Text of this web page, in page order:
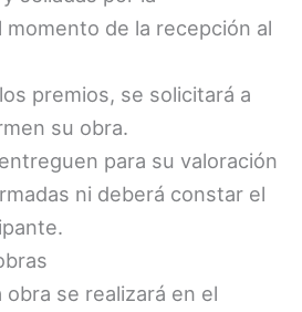
momento de la recepción al
premios, se solicitará a
su obra.
para su valoración
ni deberá constar el
se realizará en el